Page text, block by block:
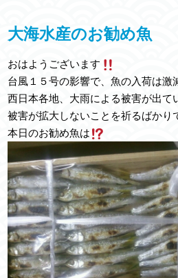
大海水産のお勧め魚
おはようございます
台風１５号の影響で、魚の入荷は激
西日本各地、大雨による被害が出て
被害が拡大しないことを祈るばかり
本日のお勧め魚は